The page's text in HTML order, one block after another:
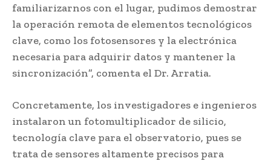
familiarizarnos con el lugar, pudimos demostrar
la operación remota de elementos tecnológicos
clave, como los fotosensores y la electrónica
necesaria para adquirir datos y mantener la
sincronización”, comenta el Dr. Arratia.
Concretamente, los investigadores e ingenieros
instalaron un fotomultiplicador de silicio,
tecnología clave para el observatorio, pues se
trata de sensores altamente precisos para